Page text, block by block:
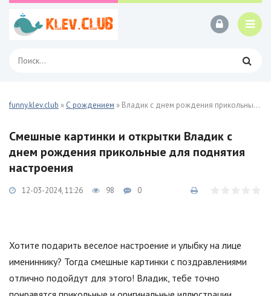
funny.klev.club » С рождением » Владик с днем рождения прикольные 24 фото
Смешные картинки и открытки Владик с
днем рождения прикольные для поднятия
настроения
12-03-2024, 11:26 98 0
Хотите подарить веселое настроение и улыбку на лице
имениннику? Тогда смешные картинки с поздравлениями
отлично подойдут для этого! Владик, тебе точно